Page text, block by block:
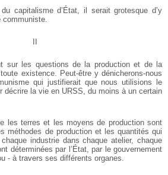
capitalisme d’État, il serait grotesque d’y
sur les questions de la production et de la
existence. Peut-être y dénicherons-nous
qui justifierait que nous utilisions le
décrire la vie en URSS, du moins à un certain
les terres et les moyens de production sont
méthodes de production et les quantités qui
industrie dans chaque atelier, chaque
déterminées par l’État, par le gouvernement
- à travers ses différents organes.